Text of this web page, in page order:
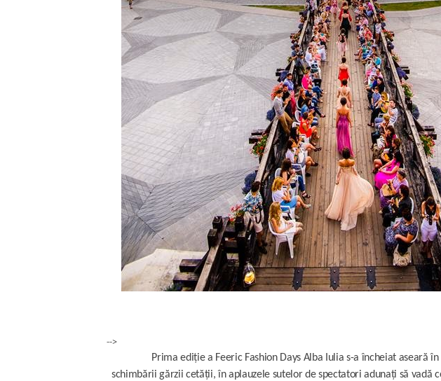
-->
Prima ediție a Feeric Fashion Days Alba Iulia s-a încheiat aseară
schimbării gărzii cetății, în aplauzele sutelor de spectatori adunați să vadă